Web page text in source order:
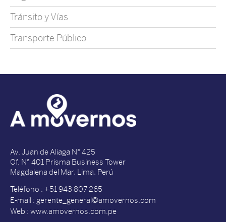
Tránsito y Vías
Transporte Público
Av. Juan de Aliaga N° 425
Of. N° 401 Prisma Business Tower
Magdalena del Mar, Lima, Perú
Teléfono : +51 943 807 265
E-mail : gerente_general@amovernos.com
Web : www.amovernos.com.pe